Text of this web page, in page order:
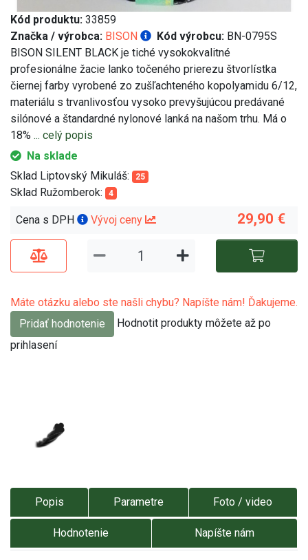
Kód produktu: 33859
Značka / výrobca: BISON Kód výrobcu: BN-0795S
BISON SILENT BLACK je tiché vysokokvalitné
profesionálne žacie lanko točeného prierezu štvorlístka
čiernej farby vyrobené zo zušľachteného kopolyamidu 6/12,
materiálu s trvanlivosťou vysoko prevyšujúcou predávané
silónové a štandardné nylonové lanká na našom trhu. Má o
18% ... celý popis
Na sklade
Sklad Liptovský Mikuláš:
25
Sklad Ružomberok: 4
Cena s DPH 29,90 €
Vývoj ceny
Máte otázku alebo ste našli chybu? Napíšte nám! Ďakujeme.
Pridať hodnotenie
Hodnotit produkty môžete až po
prihlasení
Popis Parametre Foto / video
Hodnotenie Napíšte nám